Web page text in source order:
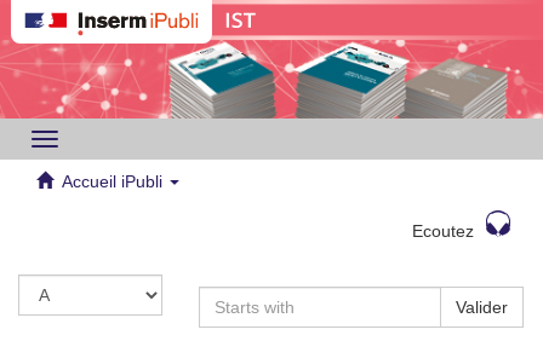
Toggle
navigation
Accueil iPubli
Ecoutez
Valider